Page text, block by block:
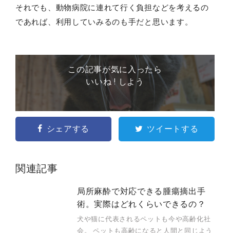
それでも、動物病院に連れて行く負担などを考えるの
であれば、利用していみるのも手だと思います。
この記事が気に入ったら
いいね ! しよう
シェアする ツイートする
関連記事
局所麻酔で対応できる腫瘍摘出手
術。実際はどれくらいできるの？
犬や猫に代表されるペットも今や高齢化社
会。 ペットも高齢になると人間と同じよう